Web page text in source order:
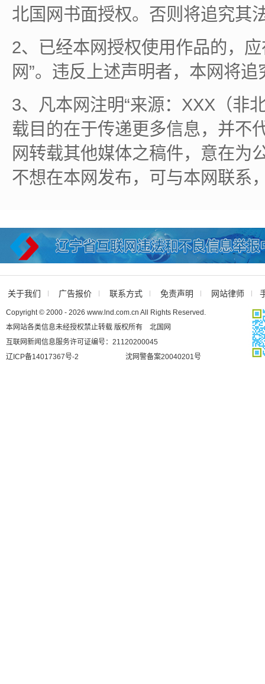
北国网书面授权。否则将追究其
2、已经本网授权使用作品的，
网”。违反上述声明者，本网将
3、凡本网注明“来源：XXX（非
载目的在于传递更多信息，并不
网转载其他媒体之稿件，意在为
不想在本网发布，可与本网联系
关于我们 广告报价 联系方式 免责声明 网站律师
Copyright © 2000 - 2026 www.lnd.com.cn All Rights Reserved.
本网站各类信息未经授权禁止转载 版权所有 北国网
互联网新闻信息服务许可证编号：21120200045
辽ICP备14017367号-2
沈网警备案20040201号